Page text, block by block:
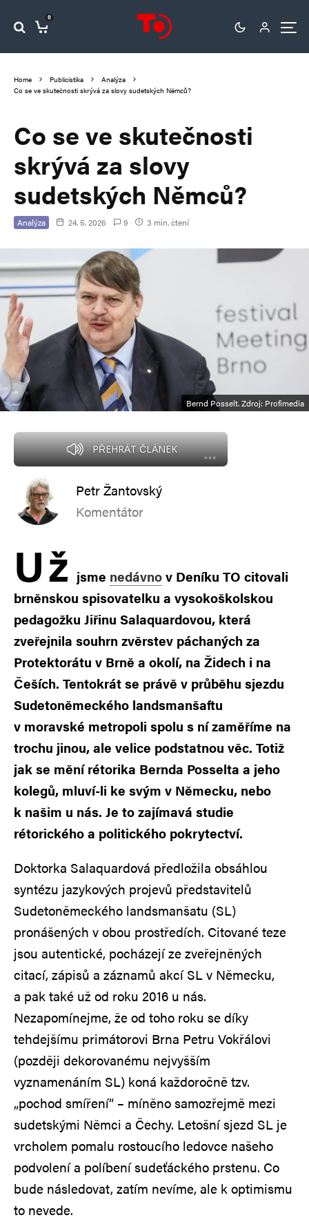
0
Home Publicistika
Analýza
Co se ve skutečnosti skrývá za slovy sudetských Němců?
Co se ve skutečnosti
skrývá za slovy
sudetských Němců?
Analýza 24. 5. 2026 9 3 min. čtení
Bernd Posselt. Zdroj: Profimedia
PŘEHRÁT ČLÁNEK
Petr Žantovský
Komentátor
Už jsme nedávnov Deníku TO citovali
brněnskou spisovatelku a vysokoškolskou
pedagožku Jiřinu Salaquardovou, která
zveřejnila souhrn zvěrstev páchaných za
Protektorátu v Brně a okolí, na Židech i na
Češích. Tentokrát se právě v průběhu sjezdu
Sudetoněmeckého landsmanšaftu
v moravské metropoli spolu s ní zaměříme na
trochu jinou, ale velice podstatnou věc. Totiž
jak se mění rétorika Bernda Posselta a jeho
kolegů, mluví-li ke svým v Německu, nebo
k našim u nás. Je to zajímavá studie
rétorického a politického pokrytectví.
Doktorka Salaquardová předložila obsáhlou
syntézu jazykových projevů představitelů
Sudetoněmeckého landsmanšatu (SL)
pronášených v obou prostředích. Citované teze
jsou autentické, pocházejí ze zveřejněných
citací, zápisů a záznamů akcí SL v Německu,
a pak také už od roku 2016 u nás.
Nezapomínejme, že od toho roku se díky
tehdejšímu primátorovi Brna Petru Vokřálovi
(později dekorovanému nejvyšším
vyznamenáním SL) koná každoročně tzv.
„pochod smíření“ – míněno samozřejmě mezi
sudetskými Němci a Čechy. Letošní sjezd SL je
vrcholem pomalu rostoucího ledovce našeho
podvolení a políbení sudeťáckého prstenu. Co
bude následovat, zatím nevíme, ale k optimismu
to nevede.